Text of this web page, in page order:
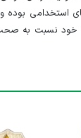
استخدامی بوده و
خود نسبت به